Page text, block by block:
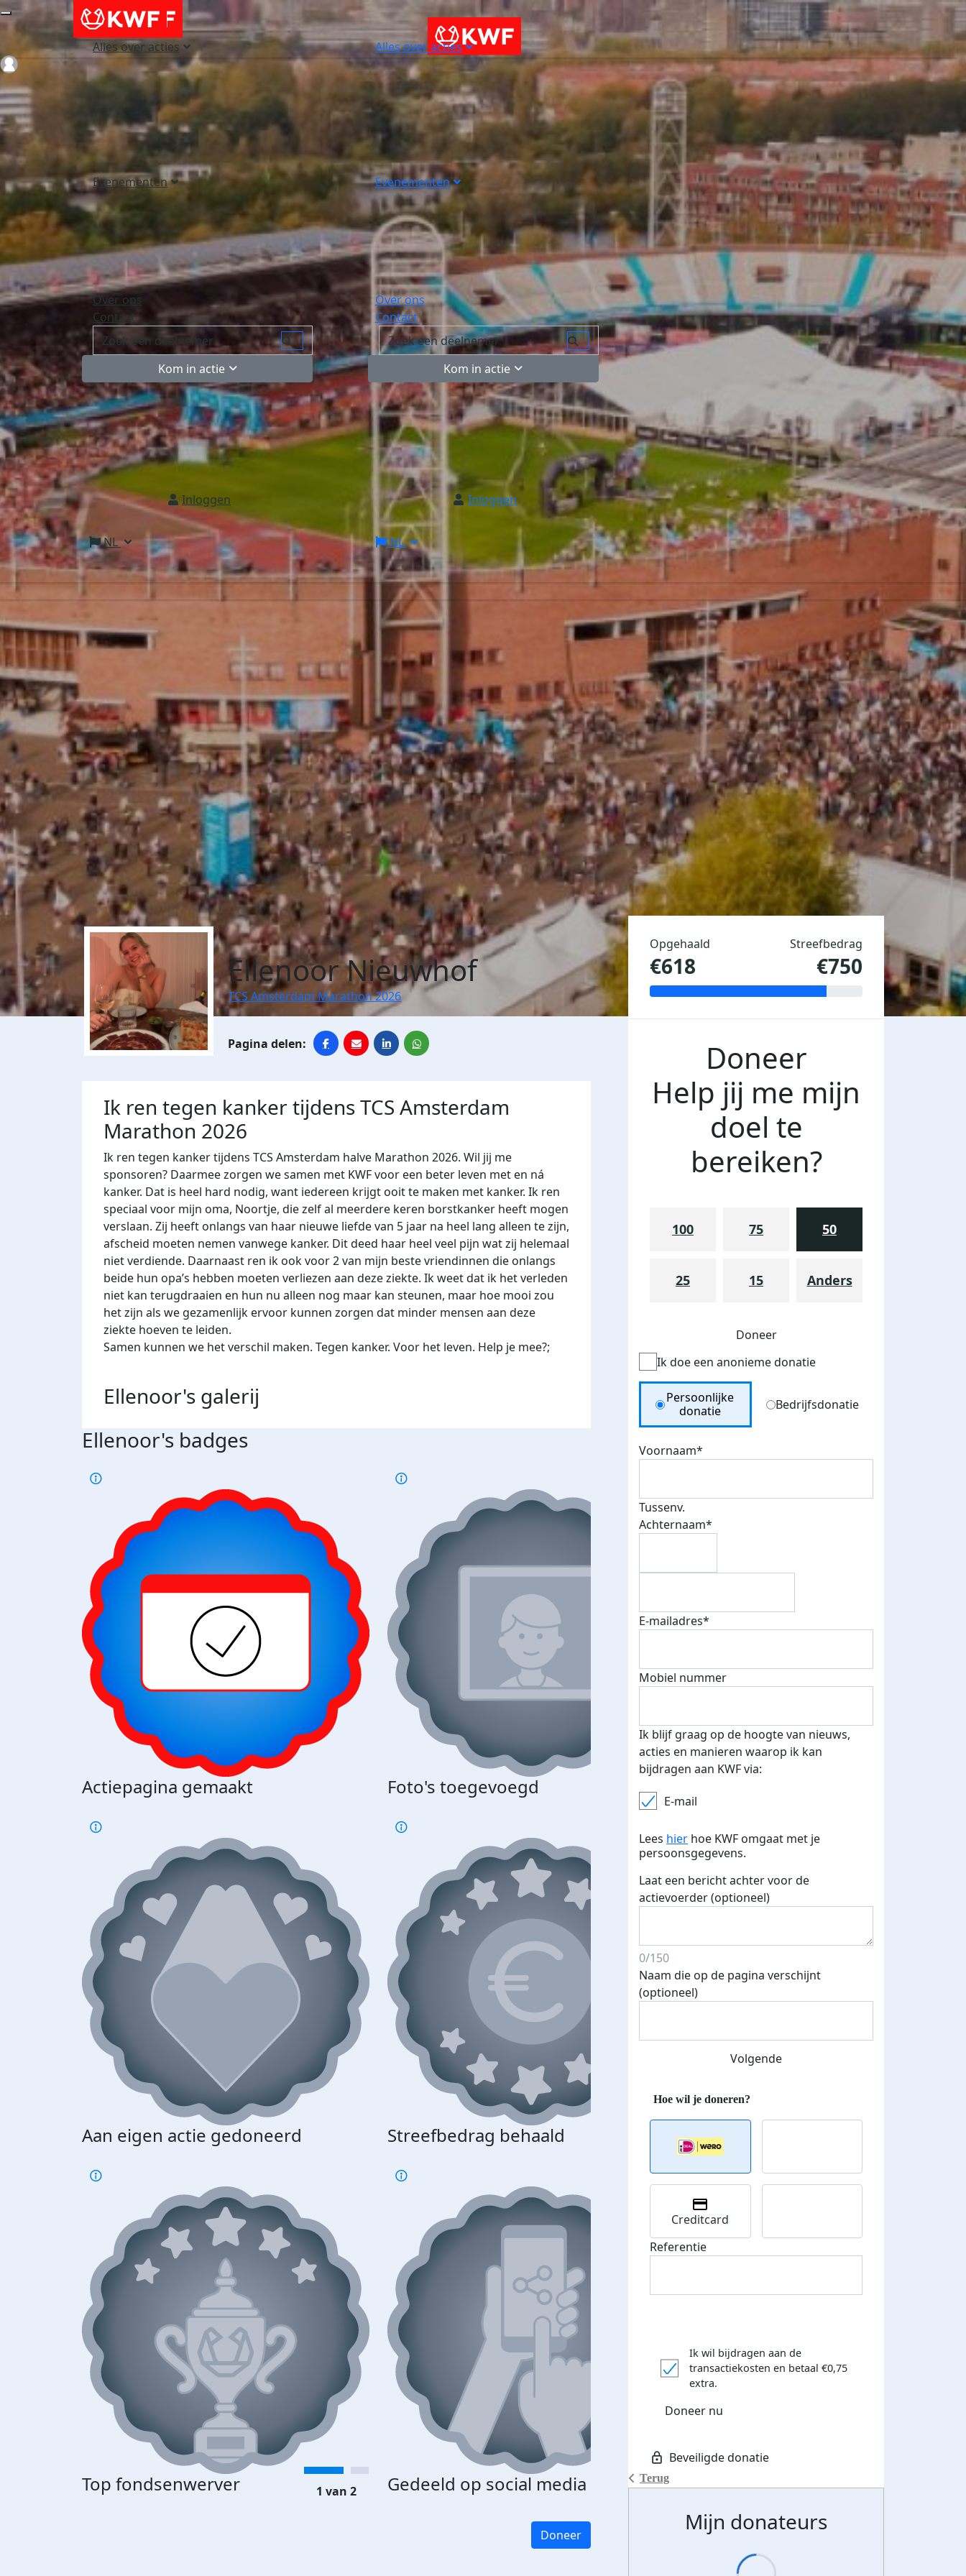
Alles over acties
Evenementen
Over ons
Contact
Kom in actie
Inloggen
NL
Alles over acties
Evenementen
Over ons
Contact
Kom in actie
Inloggen
NL
Login
Ellenoor Nieuwhof
TCS Amsterdam Marathon 2026
Ik ren tegen kanker tijdens TCS Amsterdam
Marathon 2026
Ik ren tegen kanker tijdens TCS Amsterdam halve Marathon 2026. Wil jij me
sponsoren? Daarmee zorgen we samen met KWF voor een beter leven met en ná
kanker. Dat is heel hard nodig, want iedereen krijgt ooit te maken met kanker. Ik ren
speciaal voor mijn oma, Noortje, die zelf al meerdere keren borstkanker heeft mogen
verslaan. Zij heeft onlangs van haar nieuwe liefde van 5 jaar na heel lang alleen te zijn,
afscheid moeten nemen vanwege kanker. Dit deed haar heel veel pijn wat zij helemaal
niet verdiende. Daarnaast ren ik ook voor 2 van mijn beste vriendinnen die onlangs
beide hun opa’s hebben moeten verliezen aan deze ziekte. Ik weet dat ik het verleden
niet kan terugdraaien en hun nu alleen nog maar kan steunen, maar hoe mooi zou
het zijn als we gezamenlijk ervoor kunnen zorgen dat minder mensen aan deze
ziekte hoeven te leiden.
Samen kunnen we het verschil maken. Tegen kanker. Voor het leven. Help je mee?;
Ellenoor's galerij
Ellenoor's badges
Actiepagina gemaakt Foto's toegevoegd
Aan eigen actie gedoneerd Streefbedrag behaald Streefbedrag verhoogd
Top fondsenwerver Gedeeld op social media Donateurs bedankt
€500 euro opgehaald: t-shirt
verdiend
1 van 2
Doneer
Opgehaald
€618
Streefbedrag
€750
Doneer
Help jij me mijn
doel te
bereiken?
100 75 50
25 15 Anders
Doneer
Ik doe een anonieme donatie
Donation Type
Persoonlijke
donatie
Bedrijfsdonatie
Voornaam*
Tussenv.
Achternaam*
E-mailadres*
Mobiel nummer
Ik blijf graag op de hoogte van nieuws,
acties en manieren waarop ik kan
bijdragen aan KWF via:
E-mail
Lees hier hoe KWF omgaat met je
persoonsgegevens.
Laat een bericht achter voor de
actievoerder (optioneel)
0/150
Naam die op de pagina verschijnt
(optioneel)
Volgende
Terug
Creditcard
Referentie
Ik wil bijdragen aan de
transactiekosten en betaal €0,75
extra.
Doneer nu
Mijn donateurs